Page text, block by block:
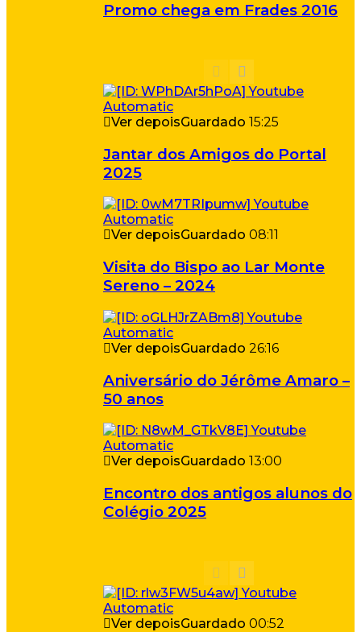
Promo chega em Frades 2016
Ver depoisGuardado 15:25
Jantar dos Amigos do Portal
2025
Ver depoisGuardado 08:11
Visita do Bispo ao Lar Monte
Sereno – 2024
Ver depoisGuardado 26:16
Aniversário do Jérôme Amaro –
50 anos
Ver depoisGuardado 13:00
Encontro dos antigos alunos do
Colégio 2025
Ver depoisGuardado 00:52